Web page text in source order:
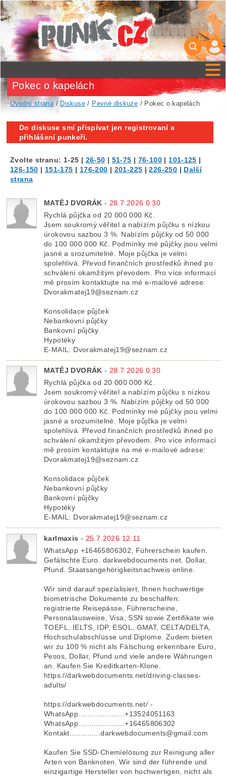
Pokec o kapelách
Úvodní strana/ Diskuse / Pevné diskuze / Pokec o kapelách
Do diskuse smí přispívat jen registrovaní a
přihlášení punkeři.
Zvolte stranu: 1-25 | 26-50 | 51-75 | 76-100| 101-125 |
126-150 | 151-175 | 176-200 | 201-225 |226-250 | Další
strana
MATĚJ DVORÁK - 28.7.2026 0:30
Rychlá půjčka od 20 000 000 Kč.
Jsem soukromý věřitel a nabízím půjčku s nízkou
úrokovou sazbou 3 %. Nabízím půjčky od 50 000
do 100 000 000 Kč. Podmínky mé půjčky jsou velmi
jasné a srozumitelné. Moje půjčka je velmi
spolehlivá. Převod finančních prostředků ihned po
schválení okamžitým převodem. Pro více informací
mě prosím kontaktujte na mé e-mailové adrese:
Dvorakmatej19@seznam.cz
Konsolidace půjček
Nebankovní půjčky
Bankovní půjčky
Hypotéky
E-MAIL: Dvorakmatej19@seznam.cz
MATĚJ DVORÁK - 28.7.2026 0:30
Rychlá půjčka od 20 000 000 Kč.
Jsem soukromý věřitel a nabízím půjčku s nízkou
úrokovou sazbou 3 %. Nabízím půjčky od 50 000
do 100 000 000 Kč. Podmínky mé půjčky jsou velmi
jasné a srozumitelné. Moje půjčka je velmi
spolehlivá. Převod finančních prostředků ihned po
schválení okamžitým převodem. Pro více informací
mě prosím kontaktujte na mé e-mailové adrese:
Dvorakmatej19@seznam.cz
Konsolidace půjček
Nebankovní půjčky
Bankovní půjčky
Hypotéky
E-MAIL: Dvorakmatej19@seznam.cz
karlmaxis - 25.7.2026 12:11
WhatsApp +16465806302, Führerschein kaufen.
Gefälschte Euro. darkwebdocuments.net. Dollar,
Pfund. Staatsangehörigkeitsnachweis online.
Wir sind darauf spezialisiert, Ihnen hochwertige
biometrische Dokumente zu beschaffen:
registrierte Reisepässe, Führerscheine,
Personalausweise, Visa, SSN sowie Zertifikate wie
TOEFL, IELTS, IDP, ESOL, GMAT, CELTA/DELTA,
Hochschulabschlüsse und Diplome. Zudem bieten
wir zu 100 % nicht als Fälschung erkennbare Euro,
Pesos, Dollar, Pfund und viele andere Währungen
an. Kaufen Sie Kreditkarten-Klone.
https://darkwebdocuments.net/driving-classes-
adults/
https://darkwebdocuments.net/ -
WhatsApp.....................+13524051163
WhatsApp.....................+16465806302
Kontakt..............darkwebdocuments@gmail.com
Kaufen Sie SSD-Chemielösung zur Reinigung aller
Arten von Banknoten. Wir sind der führende und
einzigartige Hersteller von hochwertigen, nicht als